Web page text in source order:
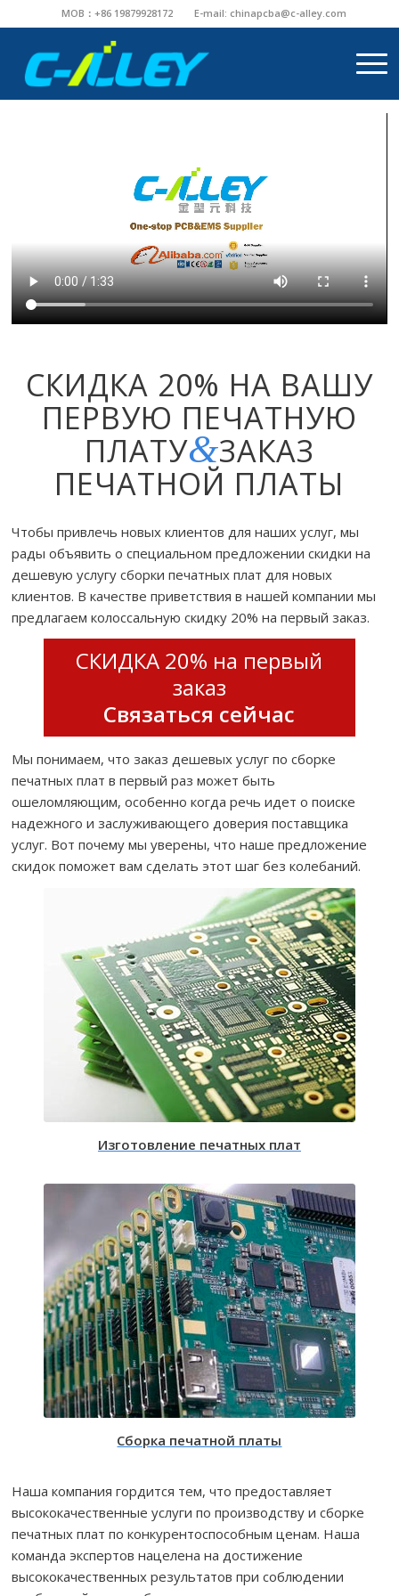
MOB：+86 19879928172 E-mail: chinapcba@c-alley.com
СКИДКА 20% НА ВАШУ
ПЕРВУЮ ПЕЧАТНУЮ
ПЛАТУ&ЗАКАЗ
ПЕЧАТНОЙ ПЛАТЫ
Чтобы привлечь новых клиентов для наших услуг, мы
рады объявить о специальном предложении скидки на
дешевую услугу сборки печатных плат для новых
клиентов. В качестве приветствия в нашей компании мы
предлагаем колоссальную скидку 20% на первый заказ.
СКИДКА 20% на первый
заказ
Связаться сейчас
Мы понимаем, что заказ дешевых услуг по сборке
печатных плат в первый раз может быть
ошеломляющим, особенно когда речь идет о поиске
надежного и заслуживающего доверия поставщика
услуг. Вот почему мы уверены, что наше предложение
скидок поможет вам сделать этот шаг без колебаний.
Изготовление печатных плат
Сборка печатной платы
Наша компания гордится тем, что предоставляет
высококачественные услуги по производству и сборке
печатных плат по конкурентоспособным ценам. Наша
команда экспертов нацелена на достижение
высококачественных результатов при соблюдении